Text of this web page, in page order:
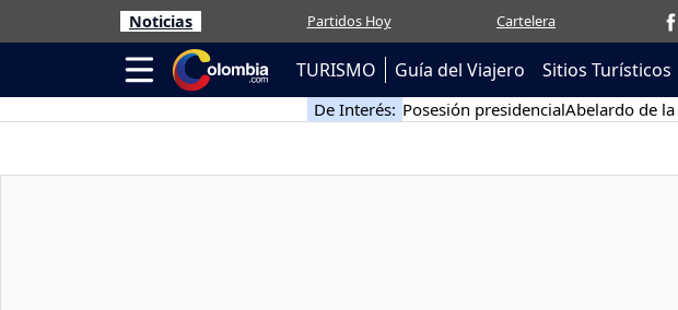
Noticias Partidos Hoy Cartelera
TURISMO Guía del Viajero Sitios Turísticos
De Interés: Posesión presidencialAbelardo de